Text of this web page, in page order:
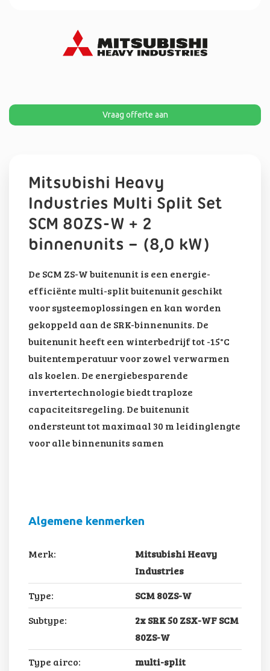
Vraag offerte aan
Mitsubishi Heavy
Industries Multi Split Set
SCM 80ZS-W + 2
binnenunits – (8,0 kW)
De SCM ZS-W buitenunit is een energie-
efficiënte multi-split buitenunit geschikt
voor systeemoplossingen en kan worden
gekoppeld aan de SRK-binnenunits. De
buitenunit heeft een winterbedrijf tot -15°C
buitentemperatuur voor zowel verwarmen
als koelen. De energiebesparende
invertertechnologie biedt traploze
capaciteitsregeling. De buitenunit
ondersteunt tot maximaal 30 m leidinglengte
voor alle binnenunits samen
Algemene kenmerken
Merk:
Mitsubishi Heavy
Industries
Type:
SCM 80ZS-W
Subtype:
2x SRK 50 ZSX-WF SCM
80ZS-W
Type airco:
multi-split